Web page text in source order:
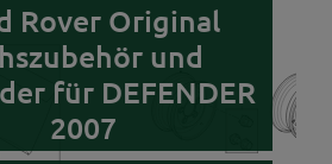
Rover Original
und
für DEFENDER
2007